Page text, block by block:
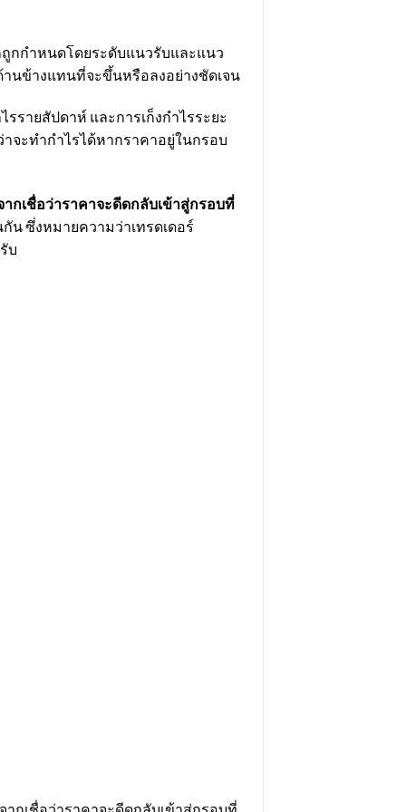
กกำหนดโดยระดับแนวรับและแนว
นข้างแทนที่จะขึ้นหรือลงอย่างชัดเจน
รายสัปดาห์ และการเก็งกำไรระยะ
จะทำกำไรได้หากราคาอยู่ในกรอบ
กเชื่อว่าราคาจะดีดกลับเข้าสู่กรอบที่
น ซึ่งหมายความว่าเทรดเดอร์
บ
กเชื่อว่าราคาจะดีดกลับเข้าสู่กรอบที่